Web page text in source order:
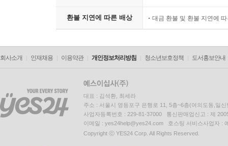
환불 지연에 따른 배상 대금 환불 및 환불 지연에
회사소개 인재채용 이용약관 개인정보처리방침 청소년보호정책 도서홍보안내
대표 : 김석환, 최세라
주소 : 서울시 영등포구 은행로 11, 5층~6층(여의도동,일신
사업자등록번호 : 229-81-37000 통신판매업신고 : 제
이메일 : yes24help@yes24.com 호스팅 서비스사업자 :
Copyright ⓒ YES24 Corp. All Rights Reserved.